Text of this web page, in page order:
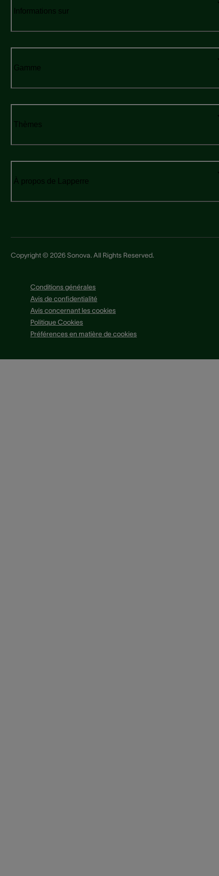
Informations sur
Gamme
Thèmes
À propos de Lapperre
Copyright © 2026 Sonova. All Rights Reserved.
Conditions générales
Avis de confidentialité
Avis concernant les cookies
Politique Cookies
Préférences en matière de cookies